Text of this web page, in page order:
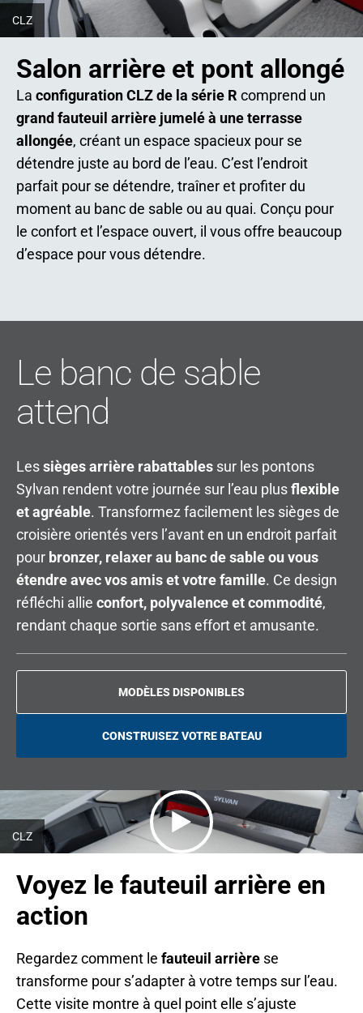
CLZ
Salon arrière et pont allongé
La configuration CLZ de la série R comprend un
grand fauteuil arrière jumelé à une terrasse
allongée, créant un espace spacieux pour se
détendre juste au bord de l’eau. C’est l’endroit
parfait pour se détendre, traîner et profiter du
moment au banc de sable ou au quai. Conçu pour
le confort et l’espace ouvert, il vous offre beaucoup
d’espace pour vous détendre.
Le banc de sable
attend
Lessièges arrière rabattables sur les pontons
Sylvan rendent votre journée sur l’eau plusflexible
et agréable. Transformez facilement les sièges de
croisière orientés vers l’avant en un endroit parfait
pour bronzer, relaxer au banc de sable ou vous
étendre avec vos amis et votre famille. Ce design
réfléchi allie confort, polyvalence et commodité,
rendant chaque sortie sans effort et amusante.
MODÈLES DISPONIBLES
CONSTRUISEZ VOTRE BATEAU
O
I
N
A
N
W
B
CLZ
Voyez le fauteuil arrière en
action
Regardez comment le fauteuil arrière se
transforme pour s’adapter à votre temps sur l’eau.
Cette visite montre à quel point elle s’ajuste